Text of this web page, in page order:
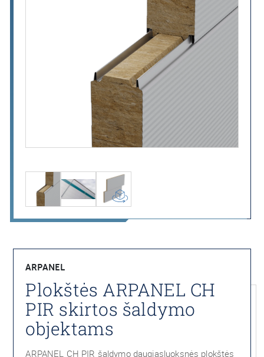
ARPANEL
Plokštės ARPANEL CH
PIR skirtos šaldymo
objektams
ARPANEL CH PIR šaldymo daugiasluoksnės plokštės